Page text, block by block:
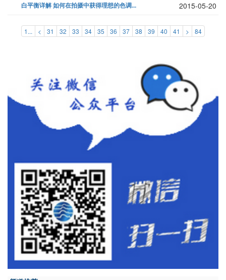
白平衡详解 如何在拍摄中获得理想的色调... 2015-05-20
1... < 31 32 33 34 35 36 37 38 39 40 41 > 84